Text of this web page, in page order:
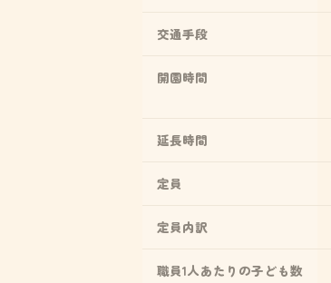
交通手段
開園時間
延長時間
定員
定員内訳
職員1人あたりの子ども数